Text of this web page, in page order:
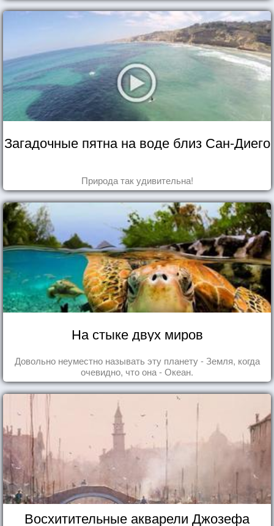
Загадочные пятна на воде близ Сан-Диего
Природа так удивительна!
На стыке двух миров
Довольно неуместно называть эту планету - Земля, когда
очевидно, что она - Океан.
Восхитительные акварели Джозефа